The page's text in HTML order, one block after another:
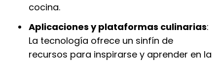
cocina.
Aplicaciones y plataformas culinarias:
La tecnología ofrece un sinfín de
recursos para inspirarse y aprender en la